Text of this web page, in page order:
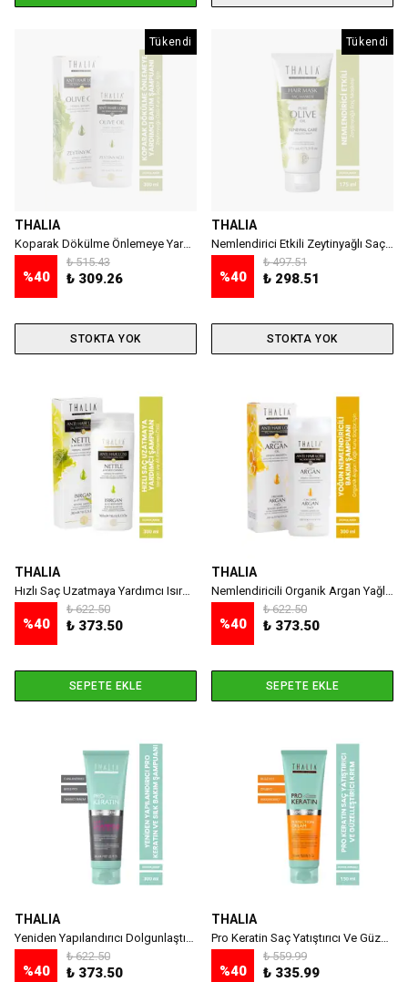
Tükendi
THALIA
Koparak Dökülme Önlemeye Yardımcı Zeytinyağı Özlü Saç Bakım Şampuanı - 300 ml
%40
₺ 515.43
₺ 309.26
STOKTA YOK
Tükendi
THALIA
Nemlendirici Etkili Zeytinyağlı Saç Bakım Maskesi 175 ml
%40
₺ 497.51
₺ 298.51
STOKTA YOK
THALIA
Hızlı Saç Uzatmaya Yardımcı Isırgan Ve At Kestanesi Özlü Saç Bakım Şampuanı - 300 ml
%40
₺ 622.50
₺ 373.50
SEPETE EKLE
THALIA
Nemlendiricili Organik Argan Yağlı Saç Bakım Şampuanı - 300 ml
%40
₺ 622.50
₺ 373.50
SEPETE EKLE
THALIA
Yeniden Yapılandırıcı Dolgunlaştırıcı Prokeratin & Silk Saç Bakım Şampuanı - 300 ml
%40
₺ 622.50
₺ 373.50
THALIA
Pro Keratin Saç Yatıştırıcı Ve Güzelleştirici Krem - 150 ml
%40
₺ 559.99
₺ 335.99